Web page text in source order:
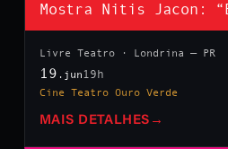
Mostra Nitis Jacon:
Livre Teatro · Londrina — PR
19 .jun 19h
Cine Teatro Ouro Verde
MAIS DETALHES →